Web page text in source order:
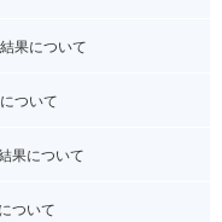
果について
ついて
果について
ついて